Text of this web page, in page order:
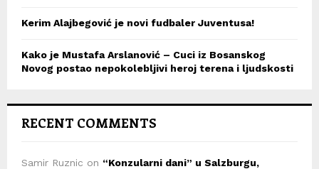
Kerim Alajbegović je novi fudbaler Juventusa!
Kako je Mustafa Arslanović – Cuci iz Bosanskog
Novog postao nepokolebljivi heroj terena i ljudskosti
RECENT COMMENTS
Samir Ruznic on “Konzularni dani” u Salzburgu,